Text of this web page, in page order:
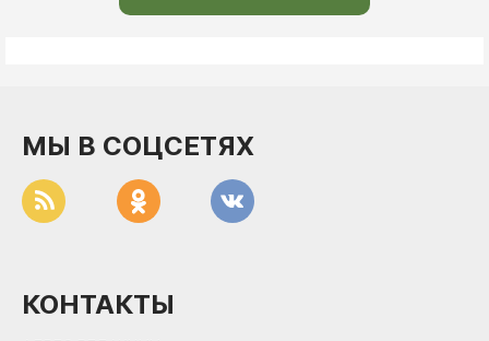
МЫ В СОЦСЕТЯХ
КОНТАКТЫ